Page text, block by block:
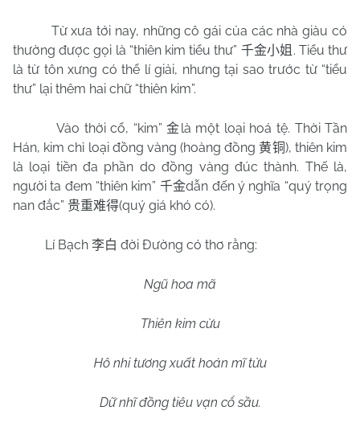
Từ xưa tới nay, những cô gái của các nhà giàu có
thường được gọi là “thiên kim tiểu thư” 千金小姐 . Tiểu thư
là từ tôn xưng có thể lí giải, nhưng tại sao trước từ “tiểu
thư” lại thêm hai chữ “thiên kim”.
Vào thời cổ, “kim”金là một loại hoá tệ. Thời Tần
Hán, kim chỉ loại đồng vàng (hoàng đồng黄铜), thiên kim
là loại tiền đa phần do đồng vàng đúc thành. Thế là,
người ta đem “thiên kim” 千金dẫn đến ý nghĩa “quý trọng
nan đắc” 贵重难得(quý giá khó có).
Lí Bạch 李白 đời Đường có thơ rằng:
Ngũ hoa mã
Thiên kim cừu
Hô nhi tương xuất hoán mĩ tửu
Dữ nhĩ đồng tiêu vạn cổ sầu.